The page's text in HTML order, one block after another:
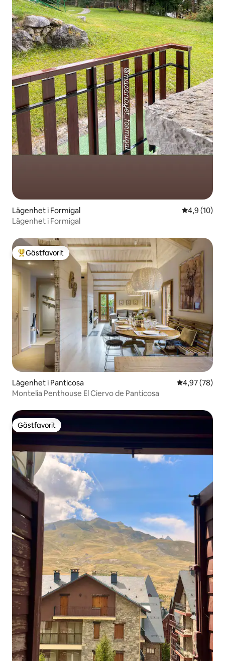
Lägenhet i Formigal 4,9 av 5 i
4,9 (10)
Lägenhet i Formigal
Populär gästfavorit
Gästfavorit
Lägenhet i Panticosa 4,97 av 5 i
4,97 (78)
Montelia Penthouse El Ciervo de Panticosa
Gästfavorit
Gästfavorit